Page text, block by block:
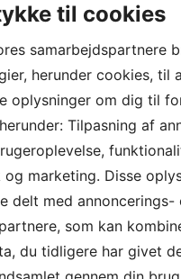
gamedeposit 100 percent
revolves to use.
It is a good
til cookies
samarbejdspartnere
herunder cookies, til
oplysninger om dig til
Tilpasning af
marketing. Disse
delt med annoncerings-
som kan
du tidligere har givet